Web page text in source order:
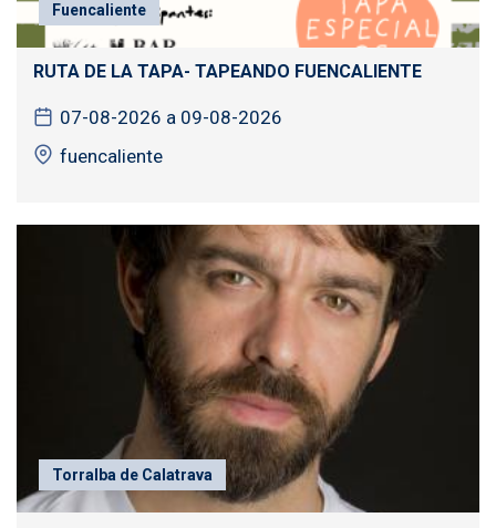
Fuencaliente
RUTA DE LA TAPA- TAPEANDO FUENCALIENTE
07-08-2026 a 09-08-2026
fuencaliente
Torralba de Calatrava